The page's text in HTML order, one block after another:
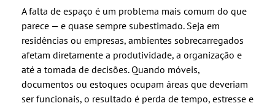
A falta de espaço é um problema mais comum do que
parece — e quase sempre subestimado. Seja em
residências ou empresas, ambientes sobrecarregados
afetam diretamente a produtividade, a organização e
até a tomada de decisões. Quando móveis,
documentos ou estoques ocupam áreas que deveriam
ser funcionais, o resultado é perda de tempo, estresse e